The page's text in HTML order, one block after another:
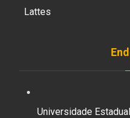
Lattes
Universidade